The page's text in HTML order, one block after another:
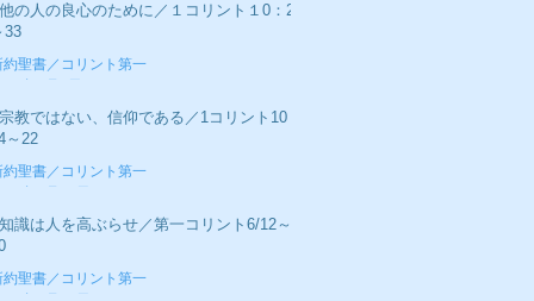
の人の良心のために／１コリント１0：23
33
約聖書／コリント第一
2019年9月1日
教ではない、信仰である／1コリント10：
～22
約聖書／コリント第一
2019年8月25日
識は人を高ぶらせ／第一コリント6/12～
約聖書／コリント第一